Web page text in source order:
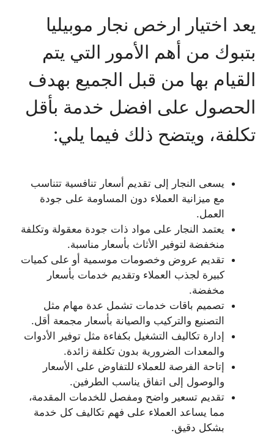
يعد اختيار ارخص نجار موبيليا
بتبوك من أهم الأمور التي يتم
القيام بها من قبل الجميع بهدف
الحصول على افضل خدمة بأقل
تكلفة، ويتضح ذلك فيما يلي:
يسعى النجار إلى تقديم أسعار تنافسية تتناسب
مع ميزانية العملاء دون المساومة على جودة
العمل.
يعتمد النجار على مواد ذات جودة معقولة وتكلفة
منخفضة لتوفير الأثاث بأسعار مناسبة.
تقديم عروض وخصومات موسمية أو على كميات
كبيرة لجذب العملاء وتقديم خدمات بأسعار
مخفضة.
تصميم باقات خدمات تشمل عدة مهام مثل
التصنيع والتركيب والصيانة بأسعار مجمعة أقل.
إدارة تكاليف التشغيل بكفاءة مثل توفير الأدوات
والمعدات الضرورية بدون تكلفة زائدة.
إتاحة الفرصة للعملاء للتفاوض على الأسعار
والوصول إلى اتفاق يناسب الطرفين.
تقديم تسعير واضح ومفصل للخدمات المقدمة،
مما يساعد العملاء على فهم تكاليف كل خدمة
بشكل دقيق.